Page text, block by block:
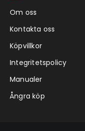
Om oss
Kontakta oss
Köpvillkor
Integritetspolicy
Manualer
Ångra köp